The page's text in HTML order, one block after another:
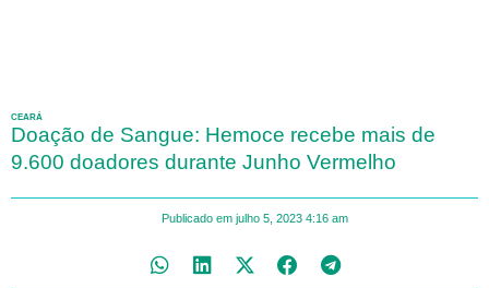
CEARÁ
Doação de Sangue: Hemoce recebe mais de
9.600 doadores durante Junho Vermelho
Publicado em julho 5, 2023 4:16 am